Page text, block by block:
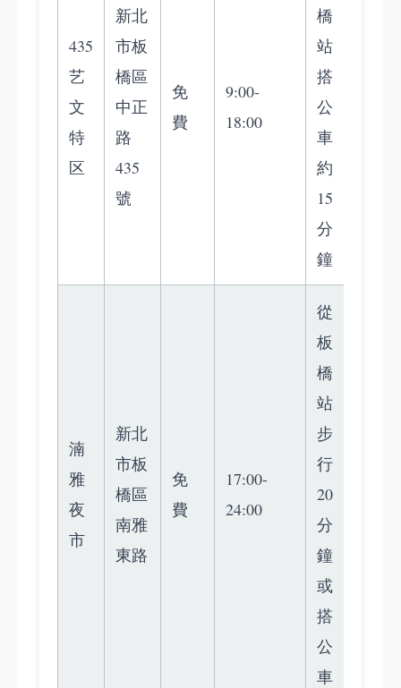
435
艺
文
特
区
新北
市板
橋區
中正
路
435
號
免
費
9:00-
18:00
橋
站
搭
公
車
約
15
分
鐘
湳
雅
夜
市
新北
市板
橋區
南雅
東路
免
費
17:00-
24:00
從
板
橋
站
步
行
20
分
鐘
或
搭
公
車